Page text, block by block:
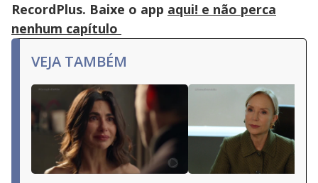
RecordPlus. Baixe o app aqui! e não perca
nenhum capítulo
VEJA TAMBÉM